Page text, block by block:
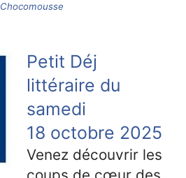
Chocomousse
Petit Déj
littéraire du
samedi
18 octobre 2025
Venez découvrir les